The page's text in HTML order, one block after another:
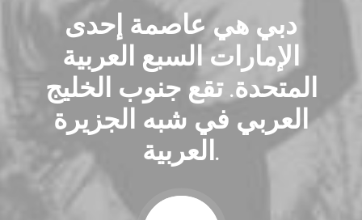
دبي هي عاصمة إحدى
الإمارات السبع العربية
المتحدة. تقع جنوب الخليج
العربي في شبه الجزيرة
العربية.